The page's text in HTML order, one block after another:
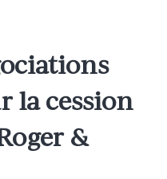
la cession
&